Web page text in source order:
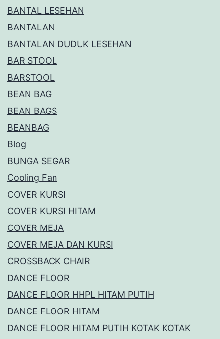
BANTAL LESEHAN
BANTALAN
BANTALAN DUDUK LESEHAN
BAR STOOL
BARSTOOL
BEAN BAG
BEAN BAGS
BEANBAG
Blog
BUNGA SEGAR
Cooling Fan
COVER KURSI
COVER KURSI HITAM
COVER MEJA
COVER MEJA DAN KURSI
CROSSBACK CHAIR
DANCE FLOOR
DANCE FLOOR HHPL HITAM PUTIH
DANCE FLOOR HITAM
DANCE FLOOR HITAM PUTIH KOTAK KOTAK